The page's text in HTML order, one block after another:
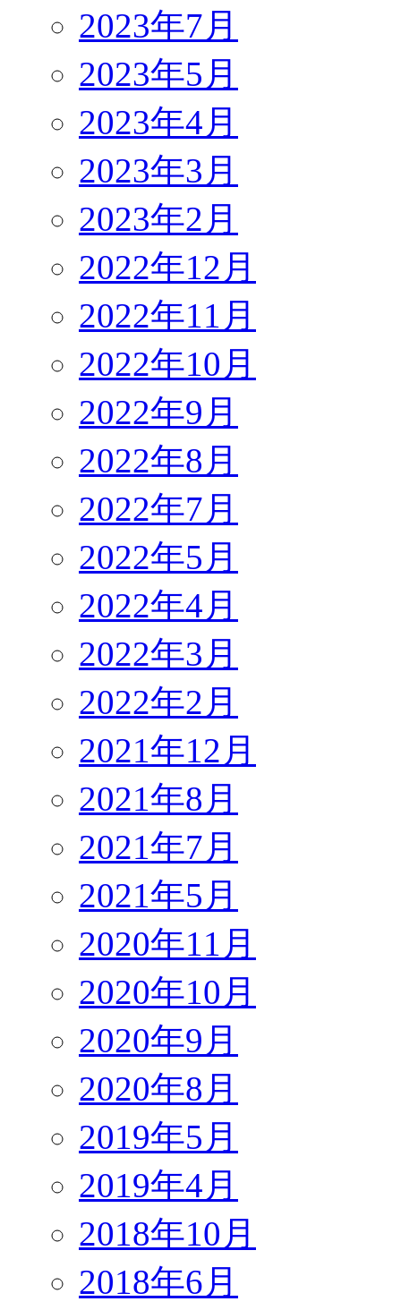
2023年7月
2023年5月
2023年4月
2023年3月
2023年2月
2022年12月
2022年11月
2022年10月
2022年9月
2022年8月
2022年7月
2022年5月
2022年4月
2022年3月
2022年2月
2021年12月
2021年8月
2021年7月
2021年5月
2020年11月
2020年10月
2020年9月
2020年8月
2019年5月
2019年4月
2018年10月
2018年6月